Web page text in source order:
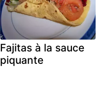
Fajitas à la sauce
piquante